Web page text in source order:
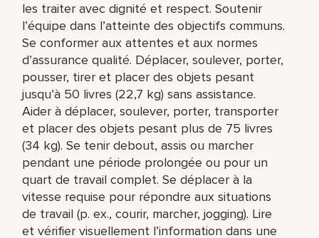
les traiter avec dignité et respect. Soutenir
l’équipe dans l’atteinte des objectifs communs.
Se conformer aux attentes et aux normes
d’assurance qualité. Déplacer, soulever, porter,
pousser, tirer et placer des objets pesant
jusqu’à 50 livres (22,7 kg) sans assistance.
Aider à déplacer, soulever, porter, transporter
et placer des objets pesant plus de 75 livres
(34 kg). Se tenir debout, assis ou marcher
pendant une période prolongée ou pour un
quart de travail complet. Se déplacer à la
vitesse requise pour répondre aux situations
de travail (p. ex., courir, marcher, jogging). Lire
et vérifier visuellement l’information dans une